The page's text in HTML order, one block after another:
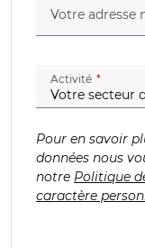
Votre adresse
Activité (champ
Pour en savoir
données nous
notre Politique
caractère